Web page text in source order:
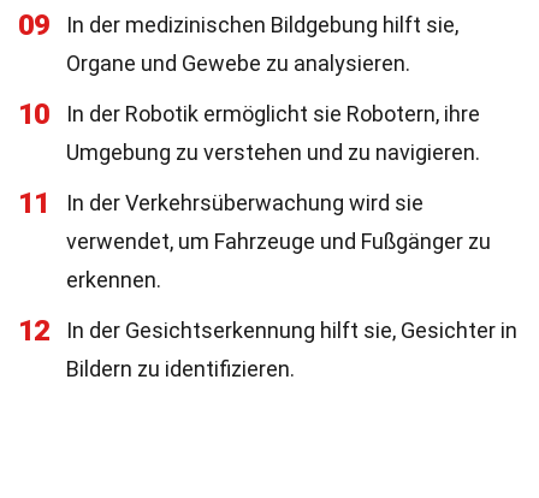
09
In der medizinischen Bildgebung hilft sie,
Organe und Gewebe zu analysieren.
10
In der Robotik ermöglicht sie Robotern, ihre
Umgebung zu verstehen und zu navigieren.
11
In der Verkehrsüberwachung wird sie
verwendet, um Fahrzeuge und Fußgänger zu
erkennen.
12
In der Gesichtserkennung hilft sie, Gesichter in
Bildern zu identifizieren.